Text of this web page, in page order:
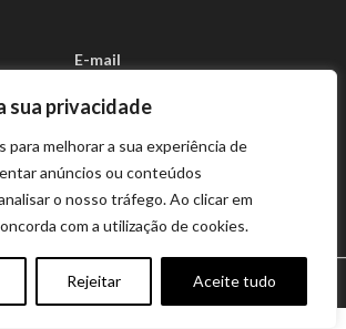
sua privacidade
para melhorar a sua experiência de
anúncios ou conteúdos
o nosso tráfego. Ao clicar em
com a utilização de cookies.
Rejeitar Aceite tudo
E-mail
por